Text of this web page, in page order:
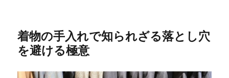
着物の手入れで知られざる落とし穴
を避ける極意